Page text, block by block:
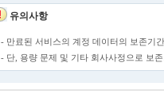
유의사항
- 만료된 서비스의 계정 데이터의 보존기
- 단, 용량 문제 및 기타 회사사정으로 보